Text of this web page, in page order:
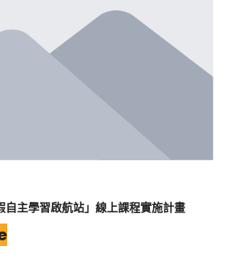
主學習啟航站」線上課程實施計畫